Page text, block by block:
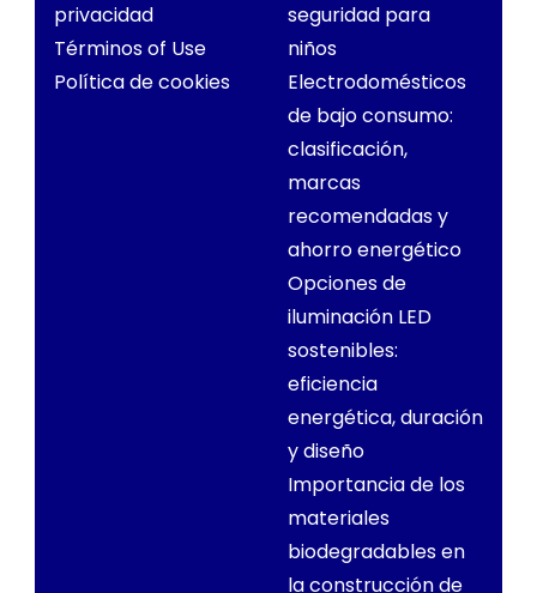
privacidad
Términos of Use
Política de cookies
seguridad para
niños
Electrodomésticos
de bajo consumo:
clasificación,
marcas
recomendadas y
ahorro energético
Opciones de
iluminación LED
sostenibles:
eficiencia
energética, duración
y diseño
Importancia de los
materiales
biodegradables en
la construcción de